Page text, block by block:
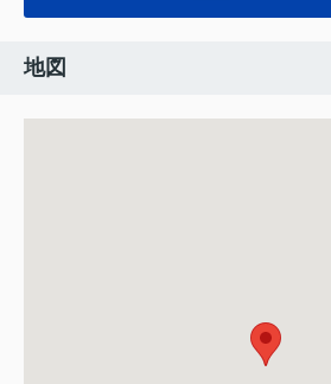
地図